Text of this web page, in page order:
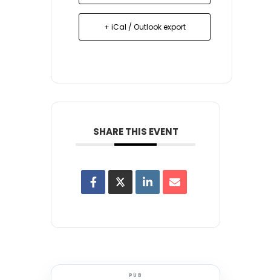
+ iCal / Outlook export
SHARE THIS EVENT
PUB